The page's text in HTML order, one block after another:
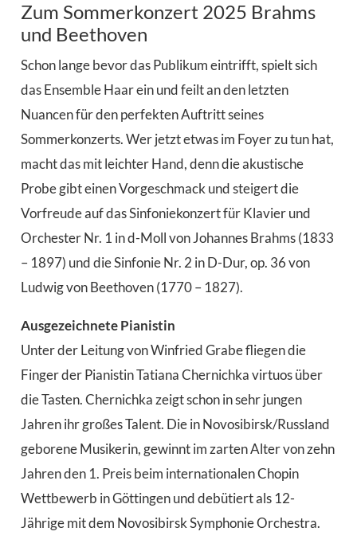
Zum Sommerkonzert 2025 Brahms
und Beethoven
Schon lange bevor das Publikum eintrifft, spielt sich
das Ensemble Haar ein und feilt an den letzten
Nuancen für den perfekten Auftritt seines
Sommerkonzerts. Wer jetzt etwas im Foyer zu tun hat,
macht das mit leichter Hand, denn die akustische
Probe gibt einen Vorgeschmack und steigert die
Vorfreude auf das Sinfoniekonzert für Klavier und
Orchester Nr. 1 in d-Moll von Johannes Brahms (1833
– 1897) und die Sinfonie Nr. 2 in D-Dur, op. 36 von
Ludwig von Beethoven (1770 – 1827).
Ausgezeichnete Pianistin
Unter der Leitung von Winfried Grabe fliegen die
Finger der Pianistin Tatiana Chernichka virtuos über
die Tasten. Chernichka zeigt schon in sehr jungen
Jahren ihr großes Talent. Die in Novosibirsk/Russland
geborene Musikerin, gewinnt im zarten Alter von zehn
Jahren den 1. Preis beim internationalen Chopin
Wettbewerb in Göttingen und debütiert als 12-
Jährige mit dem Novosibirsk Symphonie Orchestra.